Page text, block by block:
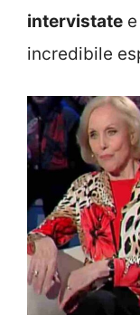
intervistate
incredibile